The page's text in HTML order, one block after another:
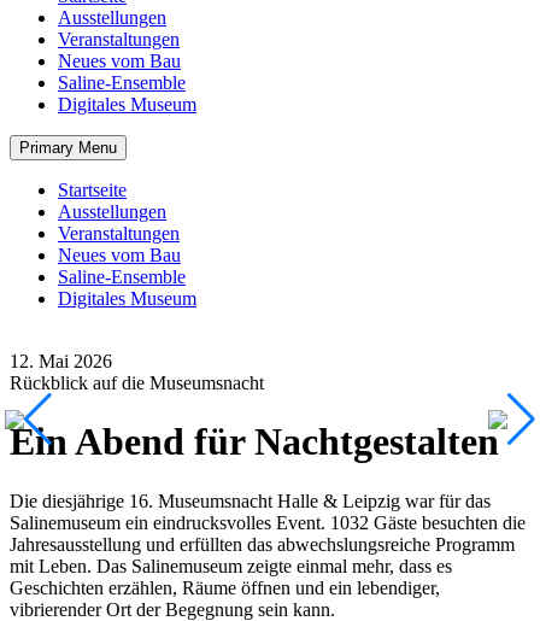
Ausstellungen
Veranstaltungen
Neues vom Bau
Saline-Ensemble
Digitales Museum
Primary Menu
Startseite
Ausstellungen
Veranstaltungen
Neues vom Bau
Saline-Ensemble
Digitales Museum
12. Mai 2026
Rückblick auf die Museumsnacht
Ein Abend für Nachtgestalten
Die diesjährige 16. Museumsnacht Halle & Leipzig war für das
Salinemuseum ein eindrucksvolles Event. 1032 Gäste besuchten die
Jahresausstellung und erfüllten das abwechslungsreiche Programm
mit Leben. Das Salinemuseum zeigte einmal mehr, dass es
Geschichten erzählen, Räume öffnen und ein lebendiger,
vibrierender Ort der Begegnung sein kann.